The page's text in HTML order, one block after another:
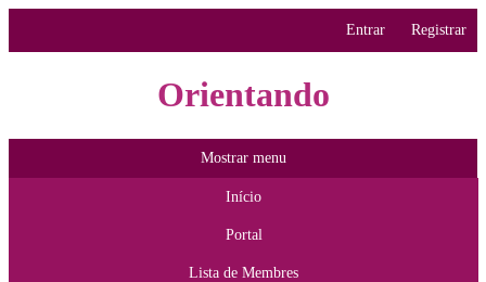
Entrar Registrar
Orientando
Mostrar menu
Início
Portal
Lista de Membres